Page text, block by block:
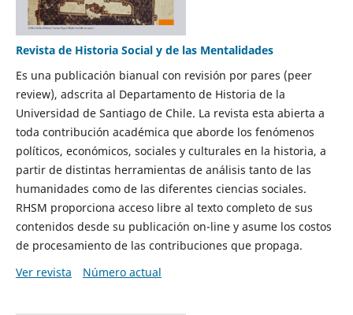
Revista de Historia Social y de las Mentalidades
Es una publicación bianual con revisión por pares (peer
review), adscrita al Departamento de Historia de la
Universidad de Santiago de Chile. La revista esta abierta a
toda contribución académica que aborde los fenómenos
políticos, económicos, sociales y culturales en la historia, a
partir de distintas herramientas de análisis tanto de las
humanidades como de las diferentes ciencias sociales.
RHSM proporciona acceso libre al texto completo de sus
contenidos desde su publicación on-line y asume los costos
de procesamiento de las contribuciones que propaga.
Ver revista
Número actual